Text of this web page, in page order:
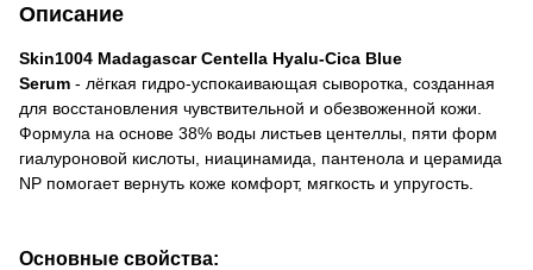
Описание
Skin1004 Madagascar Centella Hyalu-Cica Blue
Serum - лёгкая гидро-успокаивающая сыворотка, созданная
для восстановления чувствительной и обезвоженной кожи.
Формула на основе 38% воды листьев центеллы, пяти форм
гиалуроновой кислоты, ниацинамида, пантенола и церамида
NP помогает вернуть коже комфорт, мягкость и упругость.
Основные свойства: